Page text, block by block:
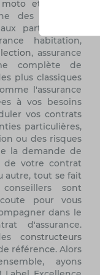
moto et scooter
des solutions
particuliers :
habitation,
, assurance
complète de
plus classiques
l'assurance
à vos besoins
vos contrats
particulières,
ou des risques
la demande de
de votre contrat
autre, tout se fait
sont
pour vous
dans le
d'assurance.
constructeurs
référence. Alors
ayons